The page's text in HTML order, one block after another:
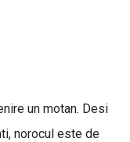
un motan. Desi
norocul este de